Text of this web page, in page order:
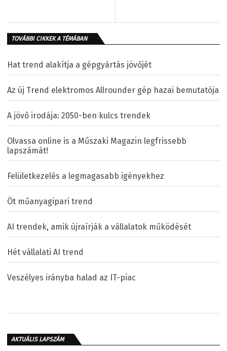
TOVÁBBI CIKKEK A TÉMÁBAN
Hat trend alakítja a gépgyártás jövőjét
Az új Trend elektromos Allrounder gép hazai bemutatója
A jövő irodája: 2050-ben kulcs trendek
Olvassa online is a Műszaki Magazin legfrissebb
lapszámát!
Felületkezelés a legmagasabb igényekhez
Öt műanyagipari trend
AI trendek, amik újraírják a vállalatok működését
Hét vállalati AI trend
Veszélyes irányba halad az IT-piac
AKTUÁLIS LAPSZÁM